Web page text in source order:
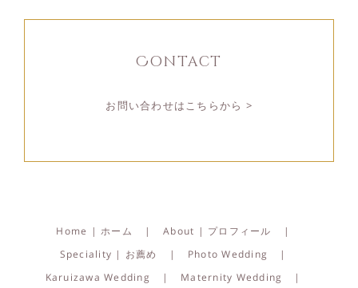
Contact
お問い合わせはこちらから >
Home | ホーム
About | プロフィール
Speciality | お薦め
Photo Wedding
Karuizawa Wedding
Maternity Wedding